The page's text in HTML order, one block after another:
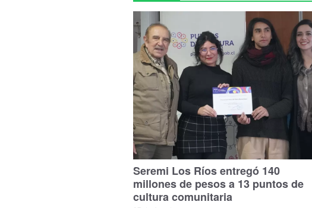
Seremi Los Ríos entregó 140
millones de pesos a 13 puntos de
cultura comunitaria